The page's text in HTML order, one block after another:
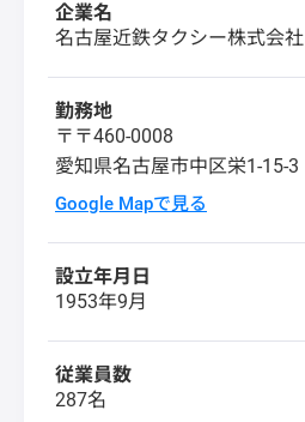
企業名
名古屋近鉄タクシー株式会社
勤務地
〒〒460-0008
愛知県名古屋市中区栄1-15-3
Google Mapで見る
設立年月日
1953年9月
従業員数
287名